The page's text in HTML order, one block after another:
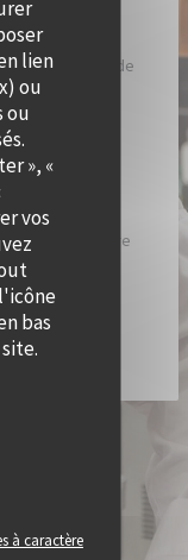
lien
ou
ou
», «
vos
bas
à caractère
de bord de
et son humeur
est pleine de
pour vous faire
!
RESTAURANT AVEC
NOUVELLE FENÊTRE))
FENÊTRE))
UNE NOUVELLE
PERSONNEL
NOUVELLE FENÊTRE))